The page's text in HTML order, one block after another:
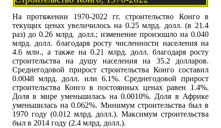
На протяжении 1970-2022 гг. строительство Конго в
текущих ценах увеличилось на 0.25 млрд. долл. (в 21.4
раз) до 0.26 млрд. долл.; изменение произошло на 0.040
млрд. долл. благодаря росту численности населения на
4.6 млн., а также на 0.21 млрд. долл. благодаря росту
строительства на душу населения на 35.2 долларов.
Среднегодовой прирост строительства Конго составил
0.0048 млрд. долл. или 6.1%. Среднегодовой прирост
строительства Конго в постоянных ценах равен 1.4%.
Доля в мире уменьшилась на 0.0010%. Доля в Африке
уменьшилась на 0.062%. Минимум строительства был в
1970 году (0.012 млрд. долл.). Максимум строительства
был в 2014 году (2.4 млрд. долл.).